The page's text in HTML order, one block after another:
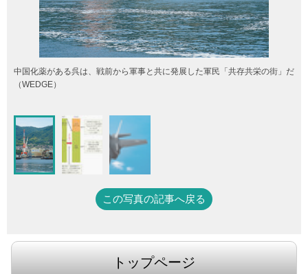
中国化薬がある呉は、戦前から軍事と共に発展した軍民「共存共栄の街」だ
（WEDGE）
この写真の記事へ戻る
トップページ